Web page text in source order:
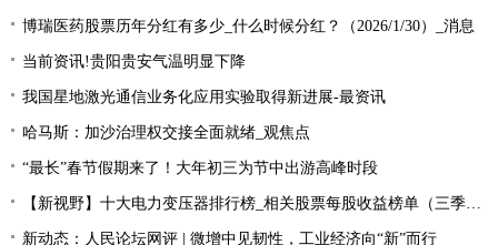
博瑞医药股票历年分红有多少_什么时候分红？（2026/1/30）_消息
当前资讯!贵阳贵安气温明显下降
我国星地激光通信业务化应用实验取得新进展-最资讯
哈马斯：加沙治理权交接全面就绪_观焦点
“最长”春节假期来了！大年初三为节中出游高峰时段
【新视野】十大电力变压器排行榜_相关股票每股收益榜单（三季度）
新动态：人民论坛网评 | 微增中见韧性，工业经济向“新”而行